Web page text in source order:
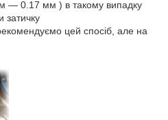
― 0.17 мм ) в такому випадку
затичку
цей спосіб, але на